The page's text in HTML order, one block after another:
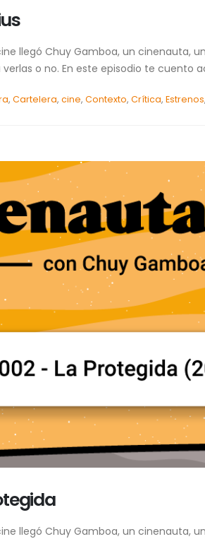
llegó Chuy Gamboa, un cinenauta,
o no. En este episodio te cuento
,Cartelera,cine,Contexto,Crítica,Estrenos
llegó Chuy Gamboa, un cinenauta,